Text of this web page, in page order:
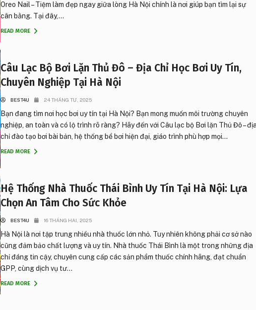
Oreo Nail – Tiệm làm đẹp ngay giữa lòng Hà Nội chính là nơi giúp bạn tìm lại sự
cân bằng. Tại đây,...
READ MORE
Câu Lạc Bộ Bơi Lặn Thủ Đô – Địa Chỉ Học Bơi Uy Tín,
Chuyên Nghiệp Tại Hà Nội
BEST4U 24 THÁNG TƯ, 2025
Bạn đang tìm nơi học bơi uy tín tại Hà Nội? Bạn mong muốn môi trường chuyên
nghiệp, an toàn và có lộ trình rõ ràng? Hãy đến với Câu lạc bộ Bơi lặn Thủ Đô –
chỉ đào tạo bơi bài bản, hệ thống bể bơi hiện đại, giáo trình phù hợp mọi...
READ MORE
Hệ Thống Nhà Thuốc Thái Bình Uy Tín Tại Hà Nội: Lựa
Chọn An Tâm Cho Sức Khỏe
BEST4U 16 THÁNG HAI, 2025
Hà Nội là nơi tập trung nhiều nhà thuốc lớn nhỏ. Tuy nhiên không phải cơ sở nào
cũng đảm bảo chất lượng và uy tín. Nhà thuốc Thái Bình là một trong những địa
chỉ đáng tin cậy, chuyên cung cấp các sản phẩm thuốc chính hãng, đạt chuẩn
GPP, cùng dịch vụ tư...
READ MORE